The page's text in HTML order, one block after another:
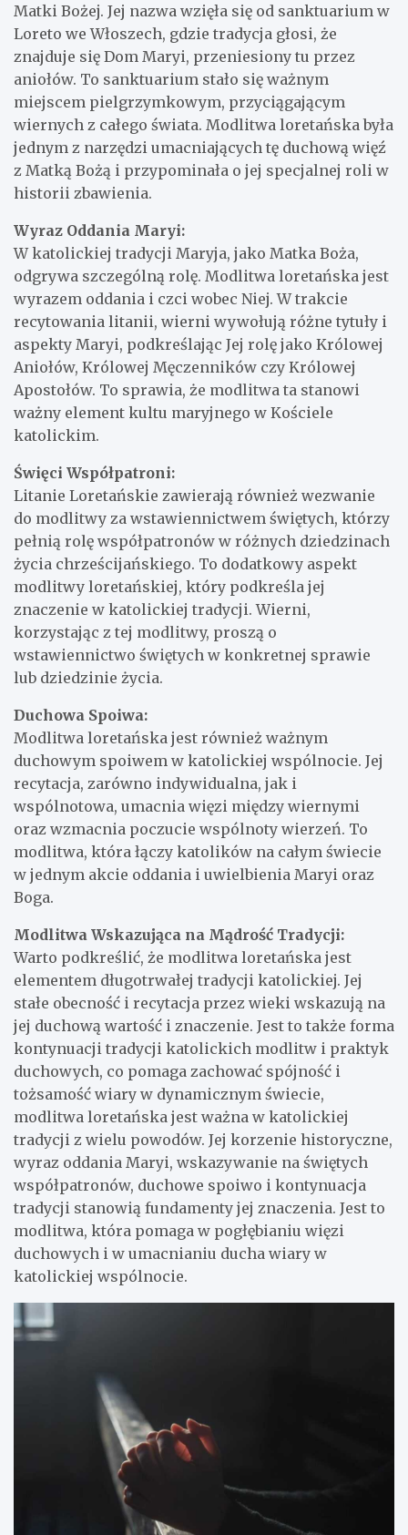
Matki Bożej. Jej nazwa wzięła się od sanktuarium w
Loreto we Włoszech, gdzie tradycja głosi, że
znajduje się Dom Maryi, przeniesiony tu przez
aniołów. To sanktuarium stało się ważnym
miejscem pielgrzymkowym, przyciągającym
wiernych z całego świata. Modlitwa loretańska była
jednym z narzędzi umacniających tę duchową więź
z Matką Bożą i przypominała o jej specjalnej roli w
historii zbawienia.
Wyraz Oddania Maryi:
W katolickiej tradycji Maryja, jako Matka Boża,
odgrywa szczególną rolę. Modlitwa loretańska jest
wyrazem oddania i czci wobec Niej. W trakcie
recytowania litanii, wierni wywołują różne tytuły i
aspekty Maryi, podkreślając Jej rolę jako Królowej
Aniołów, Królowej Męczenników czy Królowej
Apostołów. To sprawia, że modlitwa ta stanowi
ważny element kultu maryjnego w Kościele
katolickim.
Święci Współpatroni:
Litanie Loretańskie zawierają również wezwanie
do modlitwy za wstawiennictwem świętych, którzy
pełnią rolę współpatronów w różnych dziedzinach
życia chrześcijańskiego. To dodatkowy aspekt
modlitwy loretańskiej, który podkreśla jej
znaczenie w katolickiej tradycji. Wierni,
korzystając z tej modlitwy, proszą o
wstawiennictwo świętych w konkretnej sprawie
lub dziedzinie życia.
Duchowa Spoiwa:
Modlitwa loretańska jest również ważnym
duchowym spoiwem w katolickiej wspólnocie. Jej
recytacja, zarówno indywidualna, jak i
wspólnotowa, umacnia więzi między wiernymi
oraz wzmacnia poczucie wspólnoty wierzeń. To
modlitwa, która łączy katolików na całym świecie
w jednym akcie oddania i uwielbienia Maryi oraz
Boga.
Modlitwa Wskazująca na Mądrość Tradycji:
Warto podkreślić, że modlitwa loretańska jest
elementem długotrwałej tradycji katolickiej. Jej
stałe obecność i recytacja przez wieki wskazują na
jej duchową wartość i znaczenie. Jest to także forma
kontynuacji tradycji katolickich modlitw i praktyk
duchowych, co pomaga zachować spójność i
tożsamość wiary w dynamicznym świecie,
modlitwa loretańska jest ważna w katolickiej
tradycji z wielu powodów. Jej korzenie historyczne,
wyraz oddania Maryi, wskazywanie na świętych
współpatronów, duchowe spoiwo i kontynuacja
tradycji stanowią fundamenty jej znaczenia. Jest to
modlitwa, która pomaga w pogłębianiu więzi
duchowych i w umacnianiu ducha wiary w
katolickiej wspólnocie.